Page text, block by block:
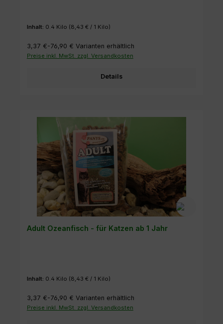
Inhalt: 0.4 Kilo (8,43 € / 1 Kilo)
3,37 €-76,90 € Varianten erhältlich
Preise inkl. MwSt. zzgl. Versandkosten
Details
Adult Ozeanfisch - für Katzen ab 1 Jahr
Inhalt: 0.4 Kilo (8,43 € / 1 Kilo)
3,37 €-76,90 € Varianten erhältlich
Preise inkl. MwSt. zzgl. Versandkosten